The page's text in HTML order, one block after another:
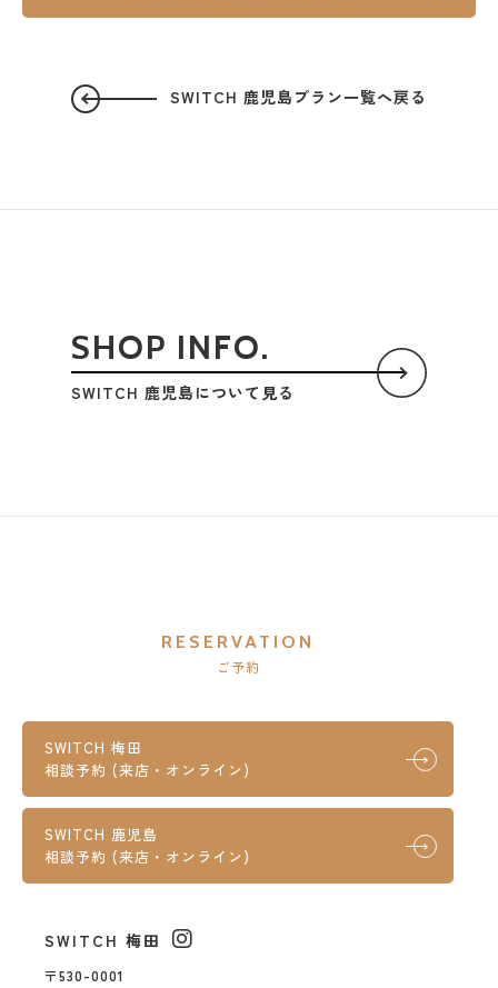
SWITCH 鹿児島プラン一覧へ戻る
SHOP INFO.
SWITCH 鹿児島について見る
RESERVATION
ご予約
SWITCH 梅田
相談予約 (来店・オンライン)
SWITCH 鹿児島
相談予約 (来店・オンライン)
SWITCH 梅田
〒530-0001